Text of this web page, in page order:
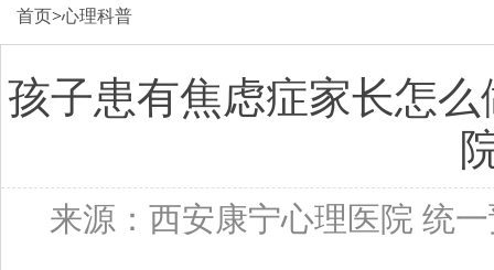
首页>心理科普
孩子患有焦虑症家长怎
来源：西安康宁心理医院 统